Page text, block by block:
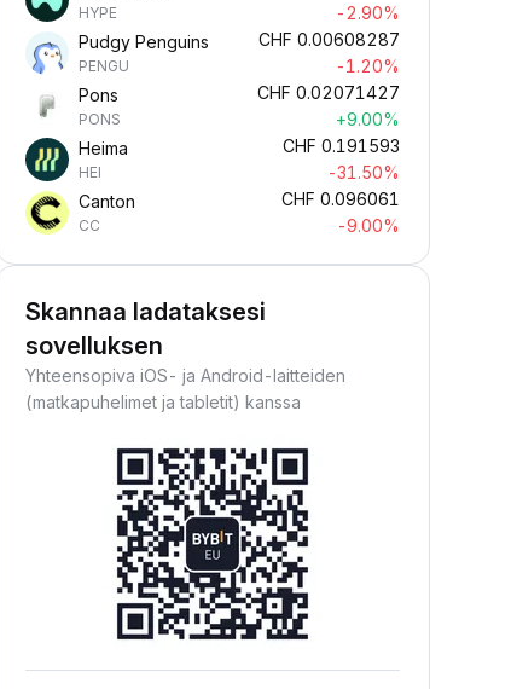
HYPE
-2.90%
Pudgy Penguins
PENGU
CHF 0.00608287
-1.20%
Pons
PONS
CHF 0.02071427
+9.00%
Heima
HEI
CHF 0.191593
-31.50%
Canton
CC
CHF 0.096061
-9.00%
Skannaa ladataksesi
sovelluksen
Yhteensopiva iOS- ja Android-laitteiden
(matkapuhelimet ja tabletit) kanssa